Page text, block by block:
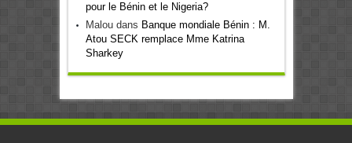
pour le Bénin et le Nigeria?
Maloudans Banque mondiale Bénin : M.
Atou SECK remplace Mme Katrina
Sharkey